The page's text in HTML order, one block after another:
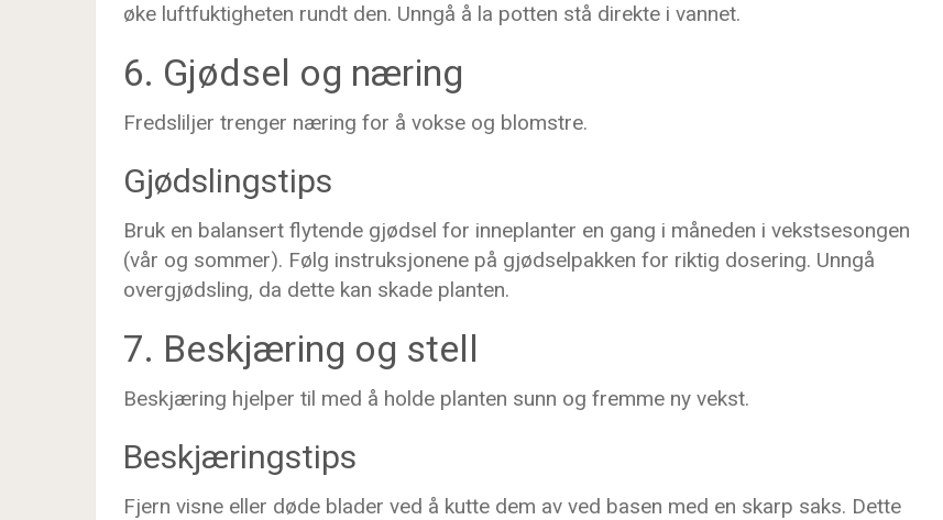
øke luftfuktigheten rundt den. Unngå å la potten stå direkte i vannet.
6. Gjødsel og næring
Fredsliljer trenger næring for å vokse og blomstre.
Gjødslingstips
Bruk en balansert flytende gjødsel for inneplanter en gang i måneden i vekstsesongen
(vår og sommer). Følg instruksjonene på gjødselpakken for riktig dosering. Unngå
overgjødsling, da dette kan skade planten.
7. Beskjæring og stell
Beskjæring hjelper til med å holde planten sunn og fremme ny vekst.
Beskjæringstips
Fjern visne eller døde blader ved å kutte dem av ved basen med en skarp saks. Dette